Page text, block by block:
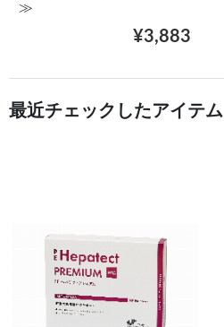
≫
¥3,883
最近チェックしたアイテム